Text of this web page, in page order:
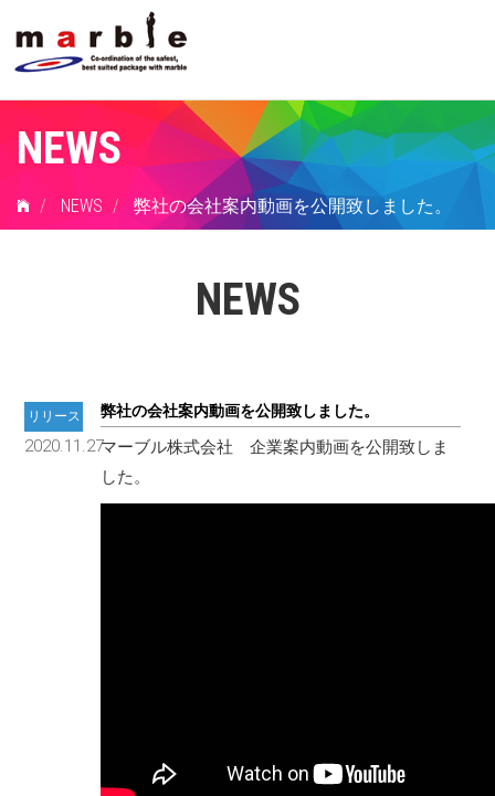
NEWS
NEWS 弊社の会社案内動画を公開致しました。
NEWS
リリース
2020.11.27
弊社の会社案内動画を公開致しました。
マーブル株式会社 企業案内動画を公開致しま
した。